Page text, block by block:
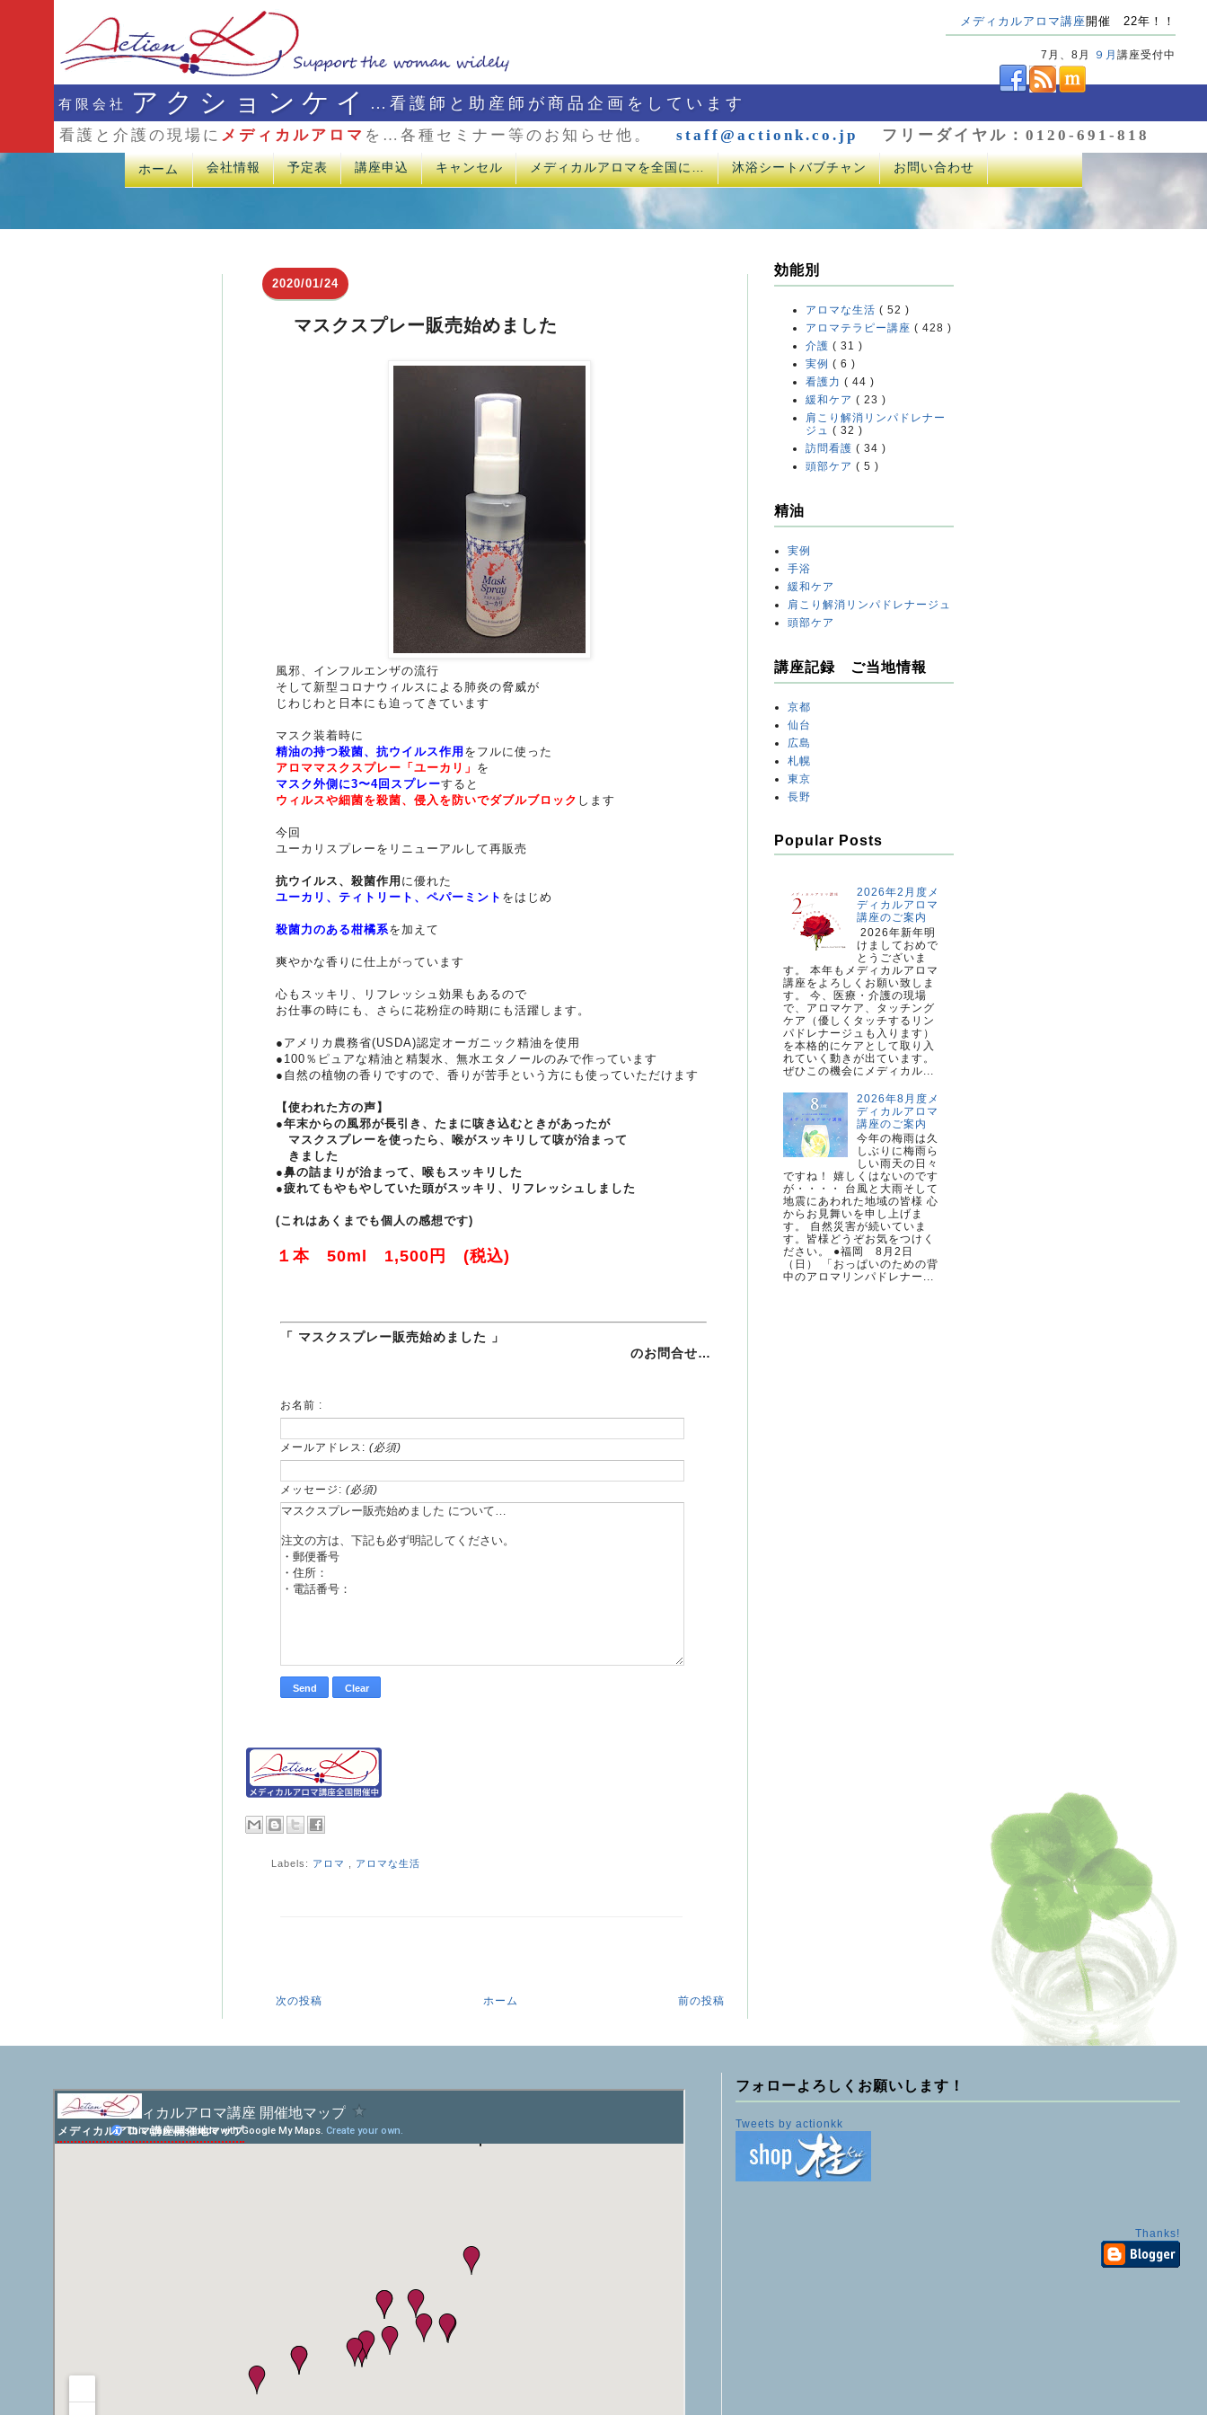
メディカルアロマ講座開催 22年！！
7月、8月 ９月 講座受付中
有限会社 アクションケイ …看護師と助産師が商品企画をしています
看護と介護の現場に メディカルアロマ を…各種セミナー等のお知らせ他。 staff@actionk.co.jp フリーダイヤル：0120-691-818
ホーム 会社情報 予定表 講座申込 キャンセル メディカルアロマを全国に… 沐浴シートバブチャン お問い合わせ
2020/01/24
マスクスプレー販売始めました
風邪、インフルエンザの流行
そして新型コロナウィルスによる肺炎の脅威が
じわじわと日本にも迫ってきています
マスク装着時に
精油の持つ殺菌、抗ウイルス作用 をフルに使った
アロママスクスプレー「ユーカリ」 を
マスク外側に3〜4回スプレーすると
ウィルスや細菌を殺菌、侵入を防いでダブルブロック します
今回
ユーカリスプレーをリニューアルして再販売
抗ウイルス、殺菌作用 に優れた
ユーカリ、ティトリート、ペパーミント をはじめ
殺菌力のある柑橘系を加えて
爽やかな香りに仕上がっています
心もスッキリ、リフレッシュ効果もあるので
お仕事の時にも、さらに花粉症の時期にも活躍します。
●アメリカ農務省(USDA)認定オーガニック精油を使用
●100％ピュアな精油と精製水、無水エタノールのみで作っています
●自然の植物の香りですので、香りが苦手という方にも使っていただけます
【使われた方の声】
●年末からの風邪が長引き、たまに咳き込むときがあったが
マスクスプレーを使ったら、喉がスッキリして咳が治まって
きました
●鼻の詰まりが治まって、喉もスッキリした
●疲れてもやもやしていた頭がスッキリ、リフレッシュしました
(これはあくまでも個人の感想です)
１本 50ml 1,500円 (税込)
「 マスクスプレー販売始めました 」
のお問合せ…
お名前 :
メールアドレス: (必須)
メッセージ: (必須)
Labels: アロマ アロマな生活
次の投稿 前の投稿
ホーム
効能別
アロマな生活 ( 52 )
アロマテラピー講座 ( 428 )
介護 ( 31 )
実例 ( 6 )
看護力 ( 44 )
緩和ケア ( 23 )
肩こり解消リンパドレナー
ジュ ( 32 )
訪問看護 ( 34 )
頭部ケア ( 5 )
精油
実例
手浴
緩和ケア
肩こり解消リンパドレナージュ
頭部ケア
講座記録 ご当地情報
京都
仙台
広島
札幌
東京
長野
Popular Posts
2026年2月度メ
ディカルアロマ
講座のご案内
2026年新年明
けましておめで
とうございま
す。 本年もメディカルアロマ
講座をよろしくお願い致しま
す。 今、医療・介護の現場
で、アロマケア、タッチング
ケア（優しくタッチするリン
パドレナージュも入ります）
を本格的にケアとして取り入
れていく動きが出ています。
ぜひこの機会にメディカル...
2026年8月度メ
ディカルアロマ
講座のご案内
今年の梅雨は久
しぶりに梅雨ら
しい雨天の日々
ですね！ 嬉しくはないのです
が・・・・ 台風と大雨そして
地震にあわれた地域の皆様 心
からお見舞いを申し上げま
す。 自然災害が続いていま
す。皆様どうぞお気をつけく
ださい。 ●福岡 8月2日
（日） 「おっぱいのための背
中のアロマリンパドレナー...
メディカルアロマ講座開催地マップ
フォローよろしくお願いします！
Tweets by actionkk
Thanks!